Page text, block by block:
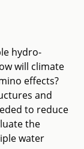
hydro-
will climate
effects?
and
to reduce
the
water